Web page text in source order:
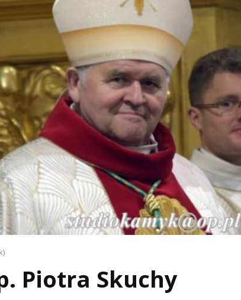
Piotra Skuchy